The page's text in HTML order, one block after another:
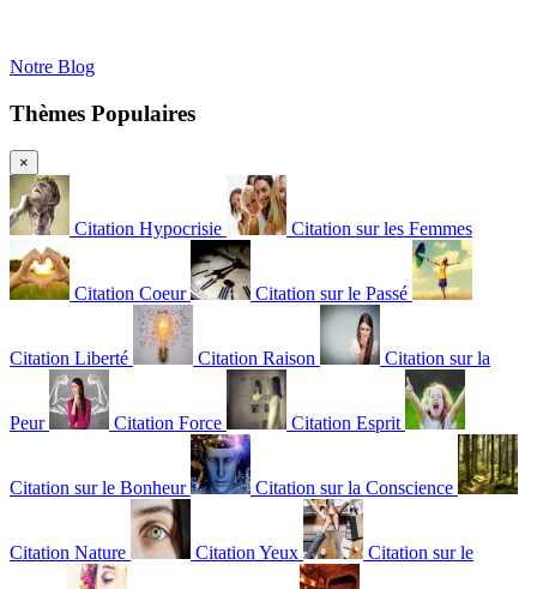
Notre Blog
Thèmes Populaires
×
Citation Hypocrisie Citation sur les Femmes
Citation Coeur Citation sur le Passé
Citation Liberté Citation Raison Citation sur la
Peur Citation Force Citation Esprit
Citation sur le Bonheur Citation sur la Conscience
Citation Nature Citation Yeux Citation sur le